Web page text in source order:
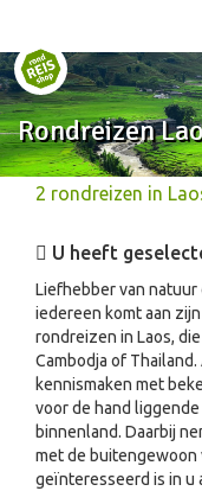
Rondreizen
2 rondreizen in
U heeft
Liefhebber van
iedereen komt aan
rondreizen in Laos,
Cambodja of
kennismaken met
voor de hand
binnenland. Daarbij
met de buitengewoon
geïnteresseerd is in u